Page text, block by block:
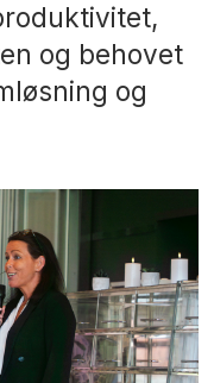
og behovet
og